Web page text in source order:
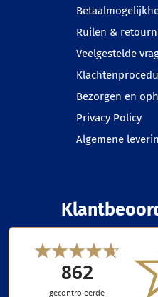
Ruilen &
Veelgestelde
Bezorgen en
Privacy Policy
Algemene